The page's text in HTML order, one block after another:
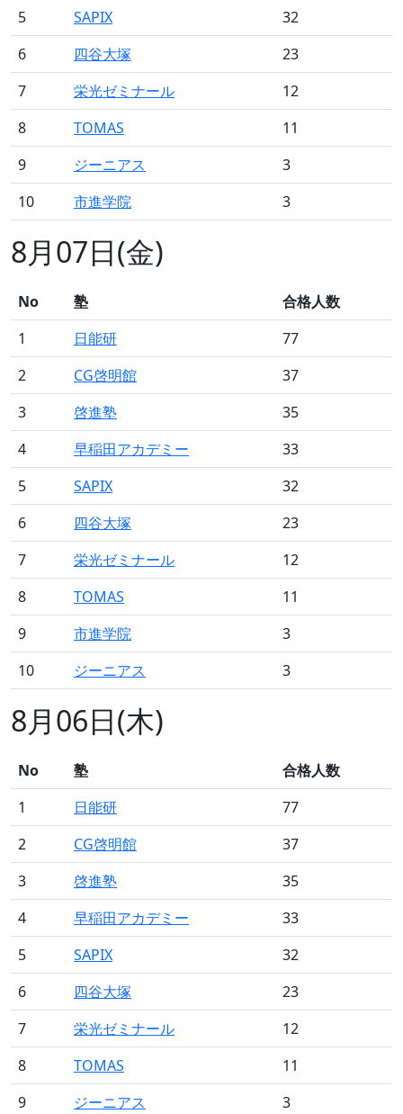
5
SAPIX
32
6
四谷大塚
23
7
栄光ゼミナール
12
8
TOMAS
11
9
ジーニアス
3
10
市進学院 3
8月07日(金)
No 塾
合格人数
1
日能研
77
2
CG啓明館
37
3
啓進塾
35
4
早稲田アカデミー
33
5
SAPIX
32
6
四谷大塚
23
7
栄光ゼミナール
12
8
TOMAS
11
9
市進学院
3
10
ジーニアス 3
8月06日(木)
No 塾
合格人数
1
日能研
77
2
CG啓明館
37
3
啓進塾
35
4
早稲田アカデミー
33
5
SAPIX
32
6
四谷大塚
23
7
栄光ゼミナール
12
8
TOMAS
11
9
ジーニアス
3